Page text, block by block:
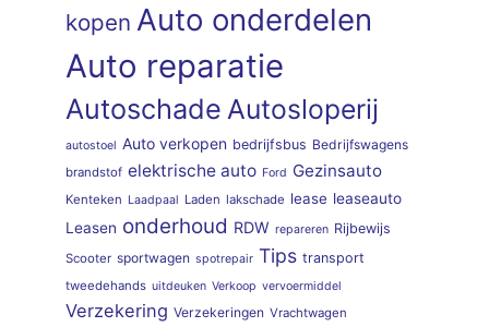
kopen Auto onderdelen
Auto reparatie
Autoschade Autosloperij
autostoel Auto verkopen bedrijfsbus Bedrijfswagens
brandstof elektrische auto Ford Gezinsauto
Kenteken Laadpaal Laden lakschade lease leaseauto
Leasen onderhoud RDW repareren Rijbewijs
Scooter sportwagen spotrepair Tips transport
tweedehands uitdeuken Verkoop vervoermiddel
Verzekering Verzekeringen Vrachtwagen